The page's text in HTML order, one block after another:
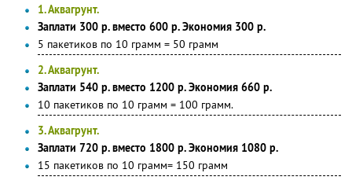
1. Аквагрунт.
Заплати 300 р. вместо 600 р. Экономия 300 р.
5 пакетиков по 10 грамм = 50 грамм
2. Аквагрунт.
Заплати 540 р. вместо 1200 р. Экономия 660 р.
10 пакетиков по 10 грамм = 100 грамм.
3. Аквагрунт.
Заплати 720 р. вместо 1800 р. Экономия 1080 р.
15 пакетиков по 10 грамм= 150 грамм